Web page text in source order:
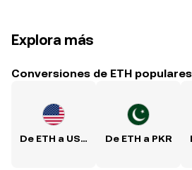
Explora más
Conversiones de ETH populares
De ETH a USD De ETH a PKR